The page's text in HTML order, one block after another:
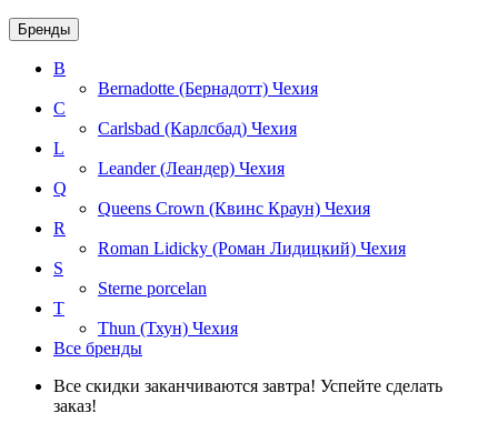
Бренды
B
Bernadotte (Бернадотт) Чехия
C
Carlsbad (Карлсбад) Чехия
L
Leander (Леандер) Чехия
Q
Queens Crown (Квинс Краун) Чехия
R
Roman Lidicky (Роман Лидицкий) Чехия
S
Sterne porcelan
T
Thun (Тхун) Чехия
Все бренды
Все скидки заканчиваются завтра! Успейте сделать
заказ!